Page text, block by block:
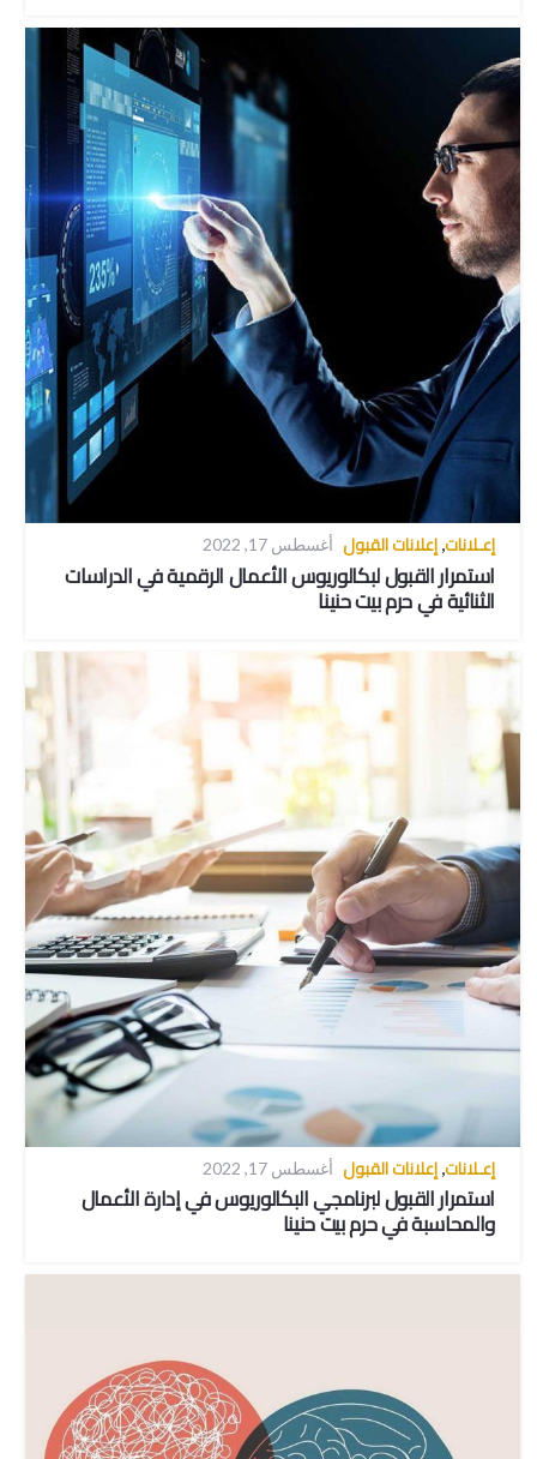
إعـلانات, إعلانات القبول أغسطس 17, 2022
استمرار القبول لبكالوريوس الأعمال الرقمية في الدراسات
الثنائية في حرم بيت حنينا
إعـلانات, إعلانات القبول أغسطس 17, 2022
استمرار القبول لبرنامجي البكالوريوس في إدارة الأعمال
والمحاسبة في حرم بيت حنينا